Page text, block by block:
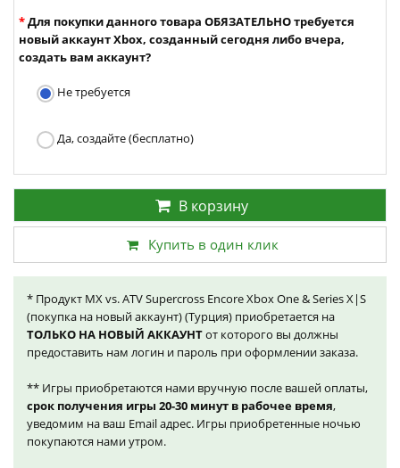
Для покупки данного товара ОБЯЗАТЕЛЬНО требуется
новый аккаунт Xbox, созданный сегодня либо вчера,
создать вам аккаунт?
Не требуется
Да, создайте (бесплатно)
В корзину
Купить в один клик
* Продукт MX vs. ATV Supercross Encore Xbox One & Series X|S
(покупка на новый аккаунт) (Турция) приобретается на
ТОЛЬКО НА НОВЫЙ АККАУНТот которого вы должны
предоставить нам логин и пароль при оформлении заказа.
** Игры приобретаются нами вручную после вашей оплаты,
срок получения игры 20-30 минут в рабочее время,
уведомим на ваш Email адрес. Игры приобретенные ночью
покупаются нами утром.